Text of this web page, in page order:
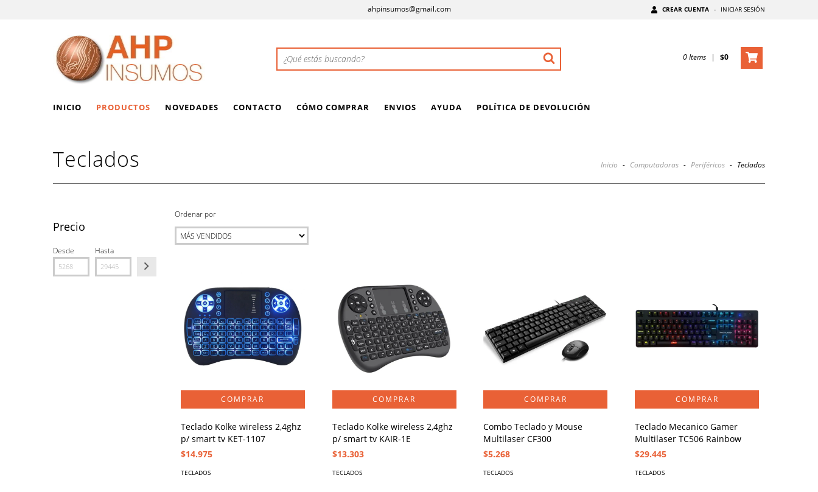
ahpinsumos@gmail.com CREAR CUENTA - INICIAR SESIÓN
0Items | $0
INICIO PRODUCTOS NOVEDADES CONTACTO CÓMO COMPRAR ENVIOS AYUDA POLÍTICA DE DEVOLUCIÓN
Teclados Inicio - Computadoras - Periféricos - Teclados
Precio
Desde Hasta
Ordenar por
Teclado Kolke wireless 2,4ghz
p/ smart tv KET-1107
$14.975
TECLADOS
Teclado Kolke wireless 2,4ghz
p/ smart tv KAIR-1E
$13.303
TECLADOS
Combo Teclado y Mouse
Multilaser CF300
$5.268
TECLADOS
Teclado Mecanico Gamer
Multilaser TC506 Rainbow
$29.445
TECLADOS